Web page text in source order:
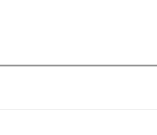
forze legate all’errore di
dell’ingranaggio ozioso si
forza) è legata in modo